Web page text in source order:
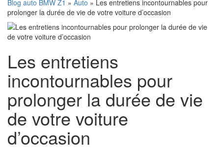
Blog auto BMW Z1 » Auto » Les entretiens incontournables pour
prolonger la durée de vie de votre voiture d’occasion
Les entretiens
incontournables pour
prolonger la durée de vie
de votre voiture
d’occasion